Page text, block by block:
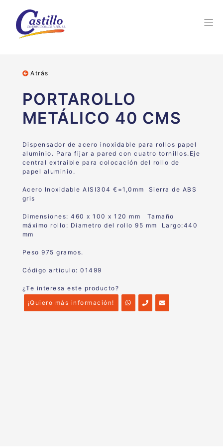
Atrás
PORTAROLLO
METÁLICO 40 CMS
Dispensador de acero inoxidable para rollos papel
aluminio. Para fijar a pared con cuatro tornillos.Eje
central extraible para colocación del rollo de
papel aluminio.
Acero Inoxidable AISI304 €=1,0mm Sierra de ABS
gris
Dimensiones:460 x 100 x 120 mm Tamaño
máximo rollo: Diametro del rollo 95 mm Largo:440
mm
Peso 975 gramos.
Código articulo: 01499
¿Te interesa este producto?
¡Quiero más información!